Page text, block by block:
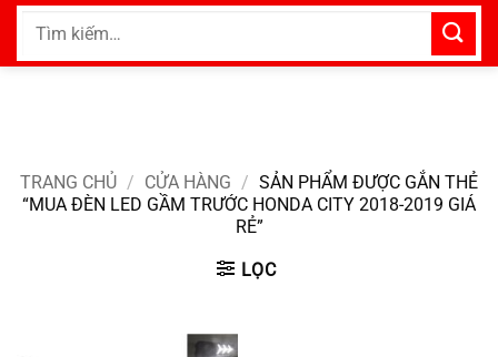
Bỏ
nội
Tìm
TRANG CHỦ / CỬA HÀNG / SẢN PHẨM ĐƯỢC GẮN THẺ
“MUA ĐÈN LED GẦM TRƯỚC HONDA CITY 2018-2019 GIÁ
RẺ”
LỌC